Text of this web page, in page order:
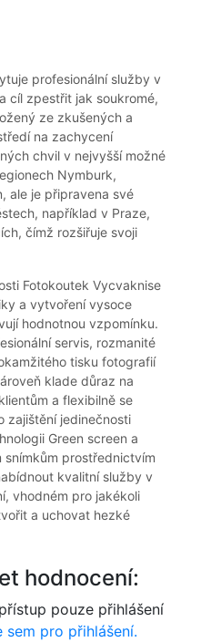
profesionální služby v
cíl zpestřit jak soukromé,
ze zkušených a
na zachycení
chvil v nejvyšší možné
Nymburk,
ale je připravena své
například v Praze,
čímž rozšiřuje svoji
Fotokoutek Vycvaknise
a vytvoření vysoce
hodnotnou vzpomínku.
servis, rozmanité
tisku fotografií
klade důraz na
a flexibilně se
zajištění jedinečnosti
Green screen a
prostřednictvím
kvalitní služby v
vhodném pro jakékoli
a uchovat hezké
hodnocení:
pouze přihlášení
sem pro přihlášení.